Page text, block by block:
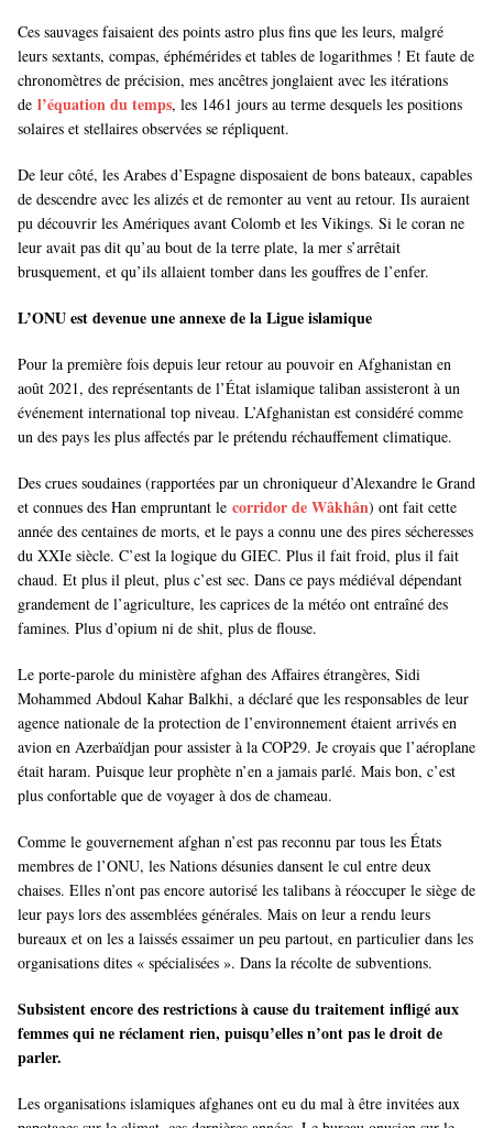
Ces sauvages faisaient des points astro plus fins que les leurs, malgré
leurs sextants, compas, éphémérides et tables de logarithmes ! Et faute de
chronomètres de précision, mes ancêtres jonglaient avec les itérations
de l’équation du temps, les 1461 jours au terme desquels les positions
solaires et stellaires observées se répliquent.
De leur côté, les Arabes d’Espagne disposaient de bons bateaux, capables
de descendre avec les alizés et de remonter au vent au retour. Ils auraient
pu découvrir les Amériques avant Colomb et les Vikings. Si le coran ne
leur avait pas dit qu’au bout de la terre plate, la mer s’arrêtait
brusquement, et qu’ils allaient tomber dans les gouffres de l’enfer.
L’ONU est devenue une annexe de la Ligue islamique
Pour la première fois depuis leur retour au pouvoir en Afghanistan en
août 2021, des représentants de l’État islamique taliban assisteront à un
événement international top niveau. L’Afghanistan est considéré comme
un des pays les plus affectés par le prétendu réchauffement climatique.
Des crues soudaines (rapportées par un chroniqueur d’Alexandre le Grand
et connues des Han empruntant le corridor de Wâkhân) ont fait cette
année des centaines de morts, et le pays a connu une des pires sécheresses
du XXIe siècle. C’est la logique du GIEC. Plus il fait froid, plus il fait
chaud. Et plus il pleut, plus c’est sec. Dans ce pays médiéval dépendant
grandement de l’agriculture, les caprices de la météo ont entraîné des
famines. Plus d’opium ni de shit, plus de flouse.
Le porte-parole du ministère afghan des Affaires étrangères, Sidi
Mohammed Abdoul Kahar Balkhi, a déclaré que les responsables de leur
agence nationale de la protection de l’environnement étaient arrivés en
avion en Azerbaïdjan pour assister à la COP29. Je croyais que l’aéroplane
était haram. Puisque leur prophète n’en a jamais parlé. Mais bon, c’est
plus confortable que de voyager à dos de chameau.
Comme le gouvernement afghan n’est pas reconnu par tous les États
membres de l’ONU, les Nations désunies dansent le cul entre deux
chaises. Elles n’ont pas encore autorisé les talibans à réoccuper le siège de
leur pays lors des assemblées générales. Mais on leur a rendu leurs
bureaux et on les a laissés essaimer un peu partout, en particulier dans les
organisations dites « spécialisées ». Dans la récolte de subventions.
Subsistent encore des restrictions à cause du traitement infligé aux
femmes qui ne réclament rien, puisqu’elles n’ont pas le droit de
parler.
Les organisations islamiques afghanes ont eu du mal à être invitées aux